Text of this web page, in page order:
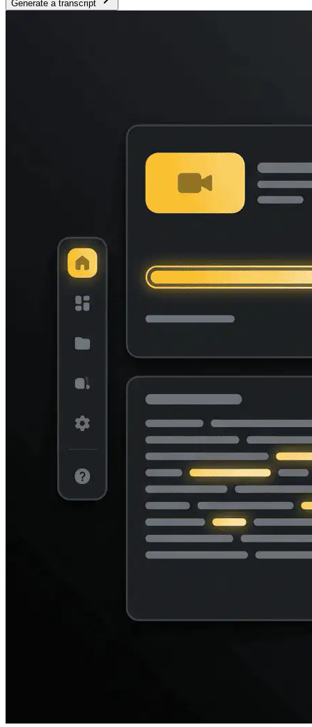
Generate a transcript